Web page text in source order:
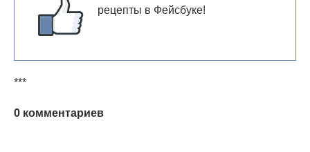
рецепты в Фейсбуке!
***
0 комментариев